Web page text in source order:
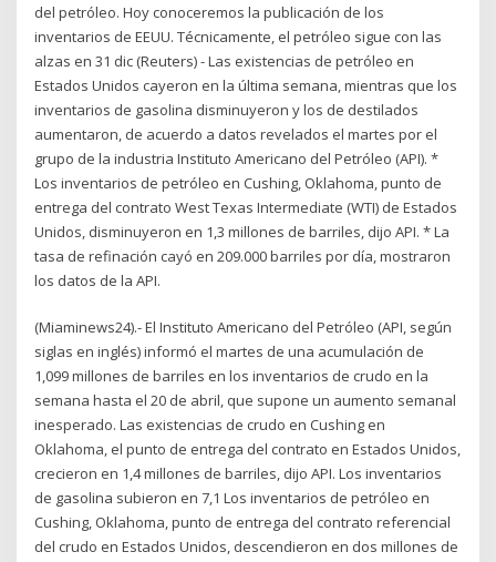
del petróleo. Hoy conoceremos la publicación de los
inventarios de EEUU. Técnicamente, el petróleo sigue con las
alzas en 31 dic (Reuters) - Las existencias de petróleo en
Estados Unidos cayeron en la última semana, mientras que los
inventarios de gasolina disminuyeron y los de destilados
aumentaron, de acuerdo a datos revelados el martes por el
grupo de la industria Instituto Americano del Petróleo (API). *
Los inventarios de petróleo en Cushing, Oklahoma, punto de
entrega del contrato West Texas Intermediate (WTI) de Estados
Unidos, disminuyeron en 1,3 millones de barriles, dijo API. * La
tasa de refinación cayó en 209.000 barriles por día, mostraron
los datos de la API.
(Miaminews24).- El Instituto Americano del Petróleo (API, según
siglas en inglés) informó el martes de una acumulación de
1,099 millones de barriles en los inventarios de crudo en la
semana hasta el 20 de abril, que supone un aumento semanal
inesperado. Las existencias de crudo en Cushing en
Oklahoma, el punto de entrega del contrato en Estados Unidos,
crecieron en 1,4 millones de barriles, dijo API. Los inventarios
de gasolina subieron en 7,1 Los inventarios de petróleo en
Cushing, Oklahoma, punto de entrega del contrato referencial
del crudo en Estados Unidos, descendieron en dos millones de